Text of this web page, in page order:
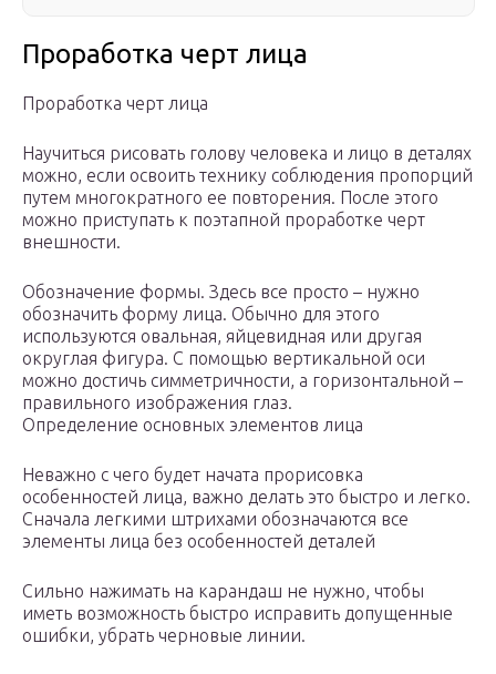
Проработка черт лица
Проработка черт лица
Научиться рисовать голову человека и лицо в деталях
можно, если освоить технику соблюдения пропорций
путем многократного ее повторения. После этого
можно приступать к поэтапной проработке черт
внешности.
Обозначение формы. Здесь все просто – нужно
обозначить форму лица. Обычно для этого
используются овальная, яйцевидная или другая
округлая фигура. С помощью вертикальной оси
можно достичь симметричности, а горизонтальной –
правильного изображения глаз.
Определение основных элементов лица
Неважно с чего будет начата прорисовка
особенностей лица, важно делать это быстро и легко.
Сначала легкими штрихами обозначаются все
элементы лица без особенностей деталей
Сильно нажимать на карандаш не нужно, чтобы
иметь возможность быстро исправить допущенные
ошибки, убрать черновые линии.